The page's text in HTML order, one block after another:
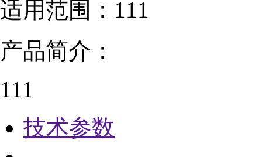
适用范围： 111
产品简介：
111
技术参数